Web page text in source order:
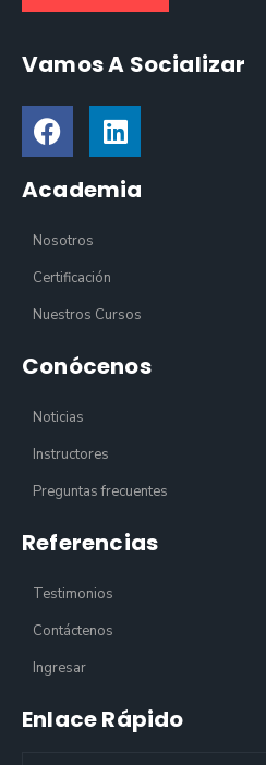
Vamos A Socializar
Academia
Nosotros
Certificación
Nuestros Cursos
Conócenos
Noticias
Instructores
Preguntas frecuentes
Referencias
Testimonios
Contáctenos
Ingresar
Enlace Rápido